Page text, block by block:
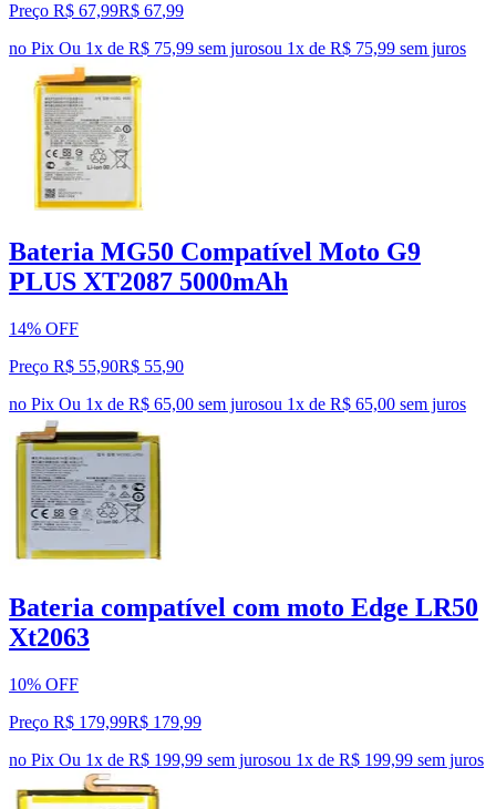
Preço R$ 67,99R$ 67,99
no Pix Ou 1x de R$ 75,99 sem jurosou 1x de R$ 75,99 sem juros
Bateria MG50 Compatível Moto G9
PLUS XT2087 5000mAh
14% OFF
Preço R$ 55,90R$ 55,90
no Pix Ou 1x de R$ 65,00 sem jurosou 1x de R$ 65,00 sem juros
Bateria compatível com moto Edge LR50
Xt2063
10% OFF
Preço R$ 179,99R$ 179,99
no Pix Ou 1x de R$ 199,99 sem jurosou 1x de R$ 199,99 sem juros